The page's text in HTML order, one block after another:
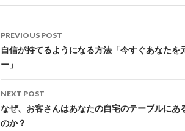
Post
navigation
PREVIOUS POST
自信が持てるようになる方法「今すぐあなたを
ー」
NEXT POST
なぜ、お客さんはあなたの自宅のテーブルにあ
のか？